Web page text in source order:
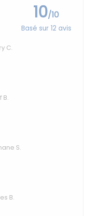
10/10
Basé sur 12 avis
C.
B.
S.
B.